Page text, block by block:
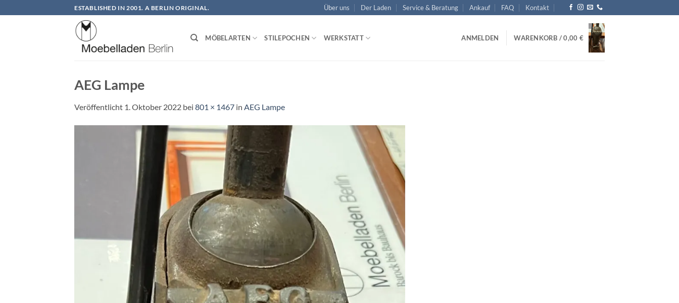
Inhalt
ESTABLISHED IN 2001. A BERLIN ORIGINAL. Über uns Der Laden Service & Beratung Ankauf FAQ Kontakt
MÖBELARTEN STILEPOCHEN WERKSTATT ANMELDEN WARENKORB /0,00 €
AEG Lampe
Veröffentlicht 1. Oktober 2022 bei 801 × 1467 in AEG Lampe